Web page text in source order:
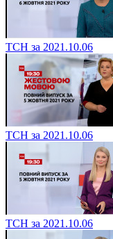
ТСН за 2021.10.06
ТСН за 2021.10.06
ТСН за 2021.10.06